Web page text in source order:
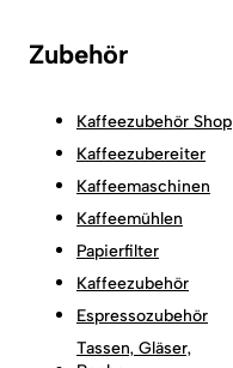
Zubehör
Kaffeezubehör Shop
Kaffeezubereiter
Kaffeemaschinen
Kaffeemühlen
Papierfilter
Kaffeezubehör
Espressozubehör
Tassen, Gläser,